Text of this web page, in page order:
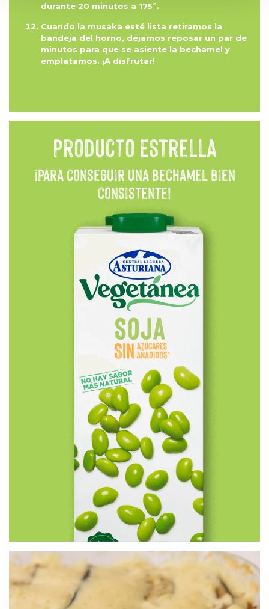
Puede consultar laPolítica de cookiespara más
información. Puede aceptar todas las cookies,
rechazarlas o configurarlas en el siguiente panel.
durante 20 minutos a 175º.
Cuando la musaka esté lista retiramos la
bandeja del horno, dejamos reposar un par de
minutos para que se asiente la bechamel y
emplatamos. ¡A disfrutar!
Producto Estrella
¡Para conseguir una bechamel bien
consistente!